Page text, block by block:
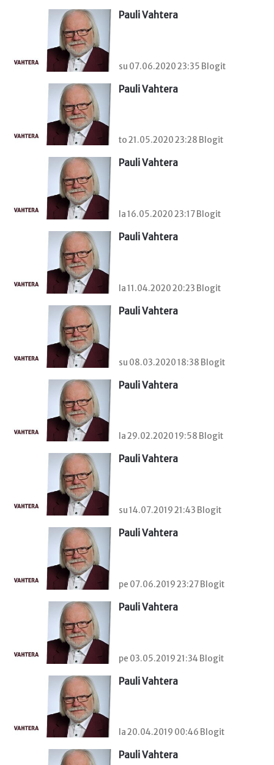
Pauli Vahtera
su 07.06.2020 23:35 Blogit
Pauli Vahtera
to 21.05.2020 23:28 Blogit
Pauli Vahtera
la 16.05.2020 23:17 Blogit
Pauli Vahtera
la 11.04.2020 20:23 Blogit
Pauli Vahtera
su 08.03.2020 18:38 Blogit
Pauli Vahtera
la 29.02.2020 19:58 Blogit
Pauli Vahtera
su 14.07.2019 21:43 Blogit
Pauli Vahtera
pe 07.06.2019 23:27 Blogit
Pauli Vahtera
pe 03.05.2019 21:34 Blogit
Pauli Vahtera
la 20.04.2019 00:46 Blogit
Pauli Vahtera